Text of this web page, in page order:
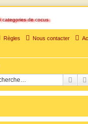
Règles Nous contacter